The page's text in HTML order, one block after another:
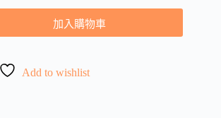
加入購物車
Add to wishlist